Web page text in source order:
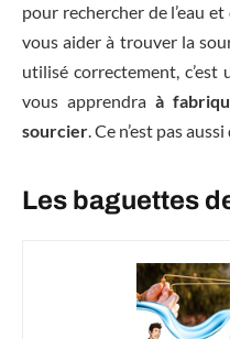
pour rechercher de l’eau
vous aider à trouver la
utilisé correctement,
vous apprendra à
sourcier. Ce n’est pas
Les baguettes